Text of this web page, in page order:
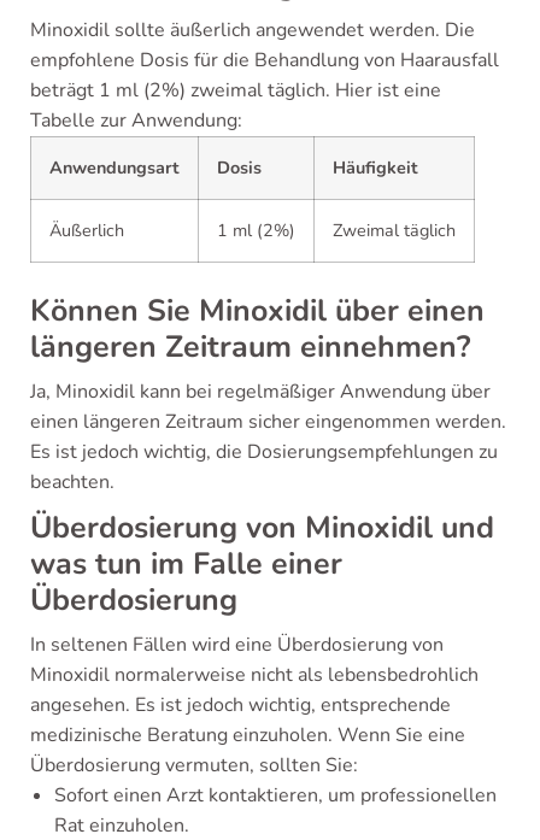
Minoxidil sollte äußerlich angewendet werden. Die
empfohlene Dosis für die Behandlung von Haarausfall
beträgt 1 ml (2%) zweimal täglich. Hier ist eine
Tabelle zur Anwendung:
Anwendungsart Dosis Häufigkeit
Äußerlich 1 ml (2%) Zweimal täglich
Können Sie Minoxidil über einen
längeren Zeitraum einnehmen?
Ja, Minoxidil kann bei regelmäßiger Anwendung über
einen längeren Zeitraum sicher eingenommen werden.
Es ist jedoch wichtig, die Dosierungsempfehlungen zu
beachten.
Überdosierung von Minoxidil und
was tun im Falle einer
Überdosierung
In seltenen Fällen wird eine Überdosierung von
Minoxidil normalerweise nicht als lebensbedrohlich
angesehen. Es ist jedoch wichtig, entsprechende
medizinische Beratung einzuholen. Wenn Sie eine
Überdosierung vermuten, sollten Sie:
Sofort einen Arzt kontaktieren, um professionellen
Rat einzuholen.